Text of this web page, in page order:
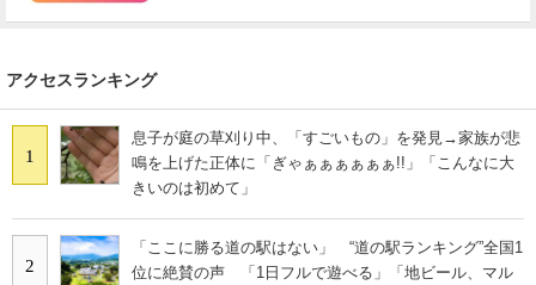
アクセスランキング
1
息子が庭の草刈り中、「すごいもの」を発見→家族が悲
鳴を上げた正体に「ぎゃぁぁぁぁぁぁ!!」「こんなに大
きいのは初めて」
2
「ここに勝る道の駅はない」 “道の駅ランキング”全国1
位に絶賛の声 「1日フルで遊べる」「地ビール、マル